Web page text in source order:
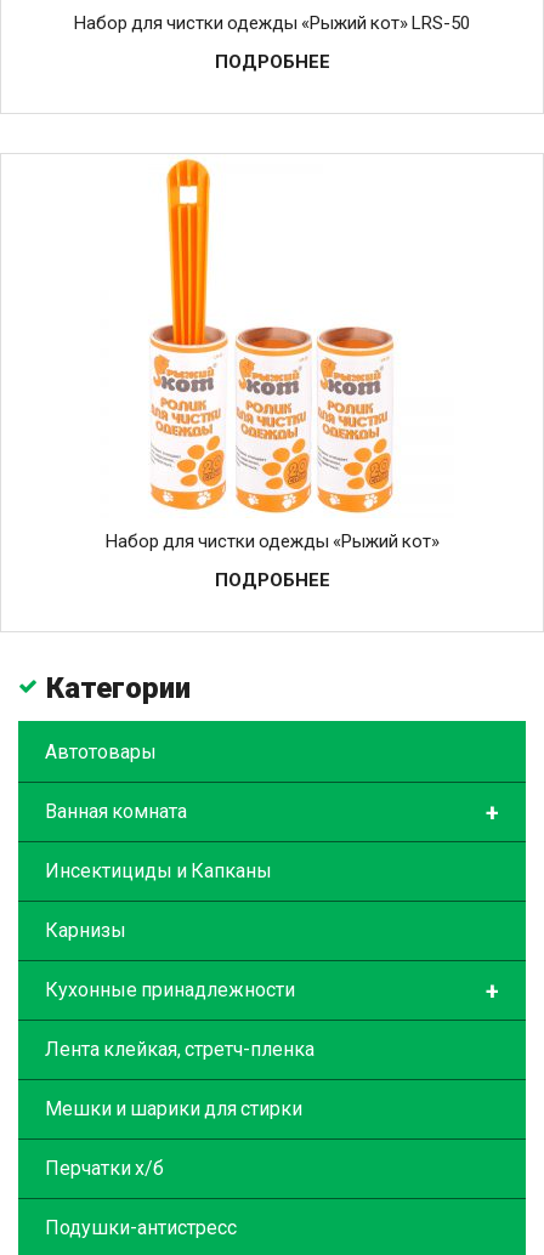
Набор для чистки одежды «Рыжий кот» LRS-50
ПОДРОБНЕЕ
Набор для чистки одежды «Рыжий кот»
ПОДРОБНЕЕ
Категории
Автотовары
+
Ванная комната
Инсектициды и Капканы
Карнизы
+
Кухонные принадлежности
Лента клейкая, стретч-пленка
Мешки и шарики для стирки
Перчатки х/б
Подушки-антистресс